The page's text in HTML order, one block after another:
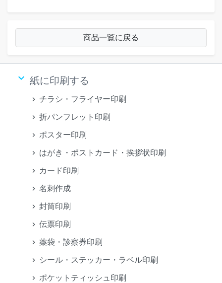
商品一覧に戻る
keyboard_arrow_down 紙に印刷する
チラシ・フライヤー印刷
折パンフレット印刷
ポスター印刷
はがき・ポストカード・挨拶状印刷
カード印刷
名刺作成
封筒印刷
伝票印刷
薬袋・診察券印刷
シール・ステッカー・ラベル印刷
ポケットティッシュ印刷